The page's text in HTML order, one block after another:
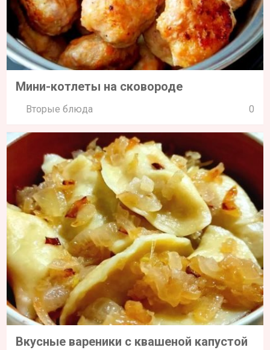
Мини-котлеты на сковороде
Вторые блюда 0
Вкусные вареники с квашеной капустой